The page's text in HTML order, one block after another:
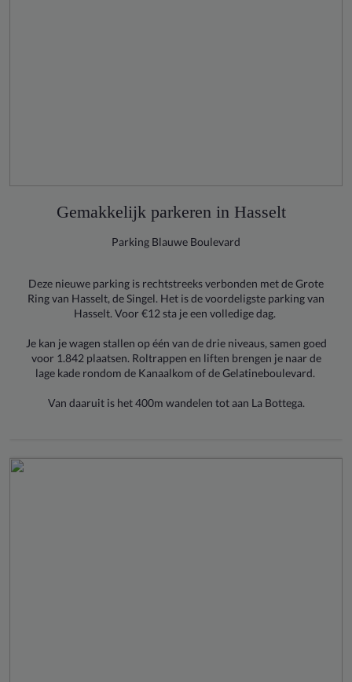
Gemakkelijk parkeren in Hasselt
Parking Blauwe Boulevard
Deze nieuwe parking is rechtstreeks verbonden met de Grote
Ring van Hasselt, de Singel. Het is de voordeligste parking van
Hasselt. Voor €12 sta je een volledige dag.
Je kan je wagen stallen op één van de drie niveaus, samen goed
voor 1.842 plaatsen. Roltrappen en liften brengen je naar de
lage kade rondom de Kanaalkom of de Gelatineboulevard.
Van daaruit is het 400m wandelen tot aan La Bottega.